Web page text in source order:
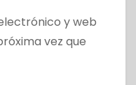
y web
vez que